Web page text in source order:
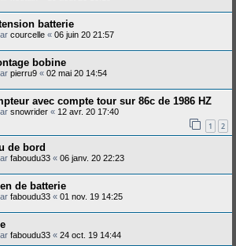
batterie
courcelle « 06 juin 20 21:57
bobine
pierru9 « 02 mai 20 14:54
avec compte tour sur 86c de 1986 HZ
snowrider « 12 avr. 20 17:40
1 2
de bord
faboudu33 « 06 janv. 20 22:23
de batterie
faboudu33 « 01 nov. 19 14:25
faboudu33 « 24 oct. 19 14:44